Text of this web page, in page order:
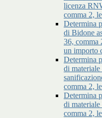
licenza
comma 2,
Determina
di Bidone
36, comma
un importo
Determina
di
comma 2,
Determina
di materiale
comma 2,